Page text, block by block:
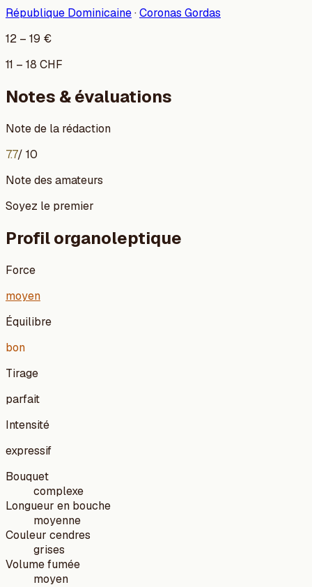
République Dominicaine·Coronas Gordas
12 – 19 €
11 – 18 CHF
Notes & évaluations
Note de la rédaction
7.7/ 10
Note des amateurs
Soyez le premier
Profil organoleptique
Force
moyen
Équilibre
bon
Tirage
parfait
Intensité
expressif
Bouquet
complexe
Longueur en bouche
moyenne
Couleur cendres
grises
Volume fumée
moyen